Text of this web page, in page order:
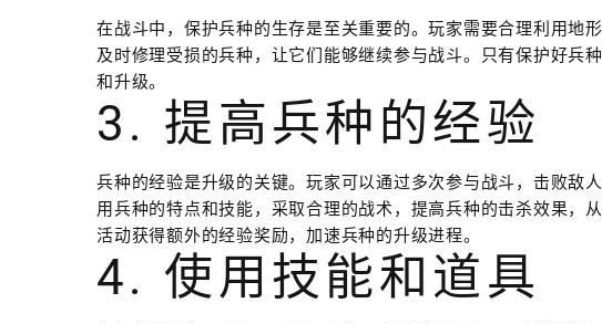
在战斗中，保护兵种的生存是至关重要的。玩家需要合理利用地
及时修理受损的兵种，让它们能够继续参与战斗。只有保护好兵
和升级。
3. 提高兵种的经验
兵种的经验是升级的关键。玩家可以通过多次参与战斗，击败敌
用兵种的特点和技能，采取合理的战术，提高兵种的击杀效果，
活动获得额外的经验奖励，加速兵种的升级进程。
4. 使用技能和道具